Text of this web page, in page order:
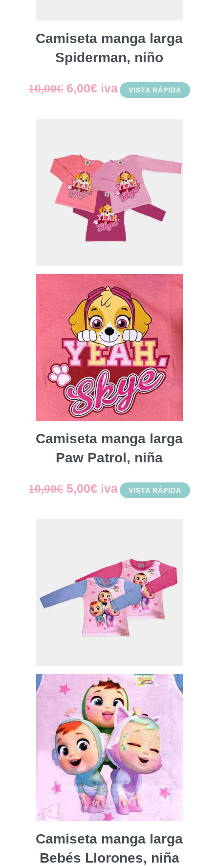
Camiseta manga larga
Spiderman, niño
10,00€ El
10,00€.
6,00€El
6,00€.
iva VISTA RÁPIDA
Camiseta manga larga
Paw Patrol, niña
10,00€ El
10,00€.
5,00€El
5,00€.
iva VISTA RÁPIDA
Camiseta manga larga
Bebés Llorones, niña